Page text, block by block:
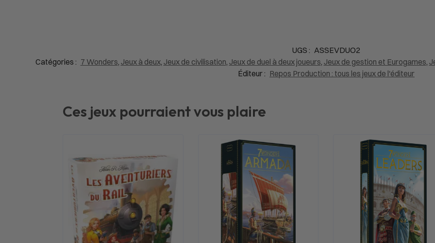
UGS : ASSEVDUO2
Catégories : 7 Wonders, Jeux à deux, Jeux de civilisation, Jeux de duel à deux joueurs, Jeux de gestion et Eurogames,
Éditeur : Repos Production : tous les jeux de l'éditeur
Ces jeux pourraient vous plaire